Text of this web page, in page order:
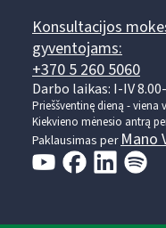
Konsultacijos
gyventojams:
+370 5 260 5060
Darbo laikas: I-IV
Prieššventinę dieną - viena
Kiekvieno mėnesio antrą
Paklausimas per Mano